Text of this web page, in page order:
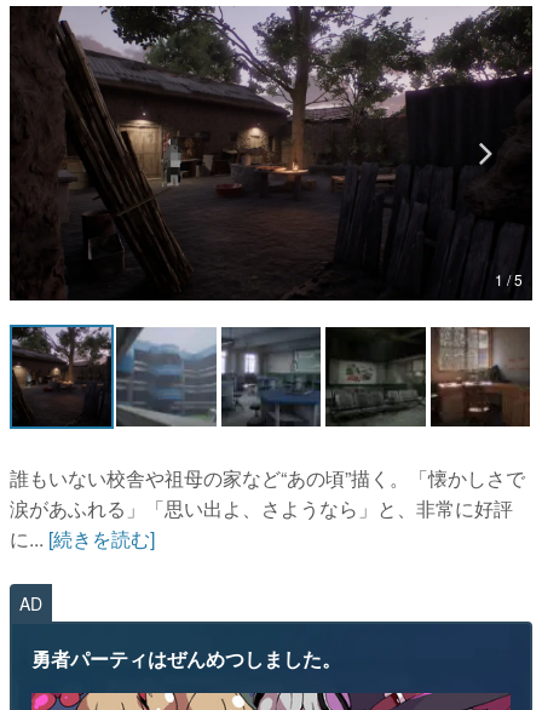
なんでゲームは面白い？
ゲーム開発者・hamatsu氏がゲームの魅力を画面や操作の
具体的な形から解き明かしていく、硬派で骨太な評論連載
です。
ゲームが変えた日本語
「経験値」「裏技」「ラスボス」… ゲームにまつわる言葉
の起源や用法の変遷を、コンピューター文化史研究家・タ
イニーP氏が徹底調査。
カテゴリ
特集記事
マンガ
女性向け
アプリレビュー
その他
電ファミニコゲーマーとは？
運営：株式会社マレ
1 / 5
誰もいない校舎や祖母の家など“あの頃”描く。「懐かしさで
涙があふれる」「思い出よ、さようなら」と、非常に好評
に... [続きを読む]
AD
勇者パーティはぜんめつしました。